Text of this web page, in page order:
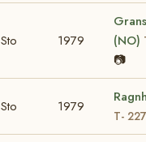
Sto 1979
(NO)
📷
Sto 1979
T-